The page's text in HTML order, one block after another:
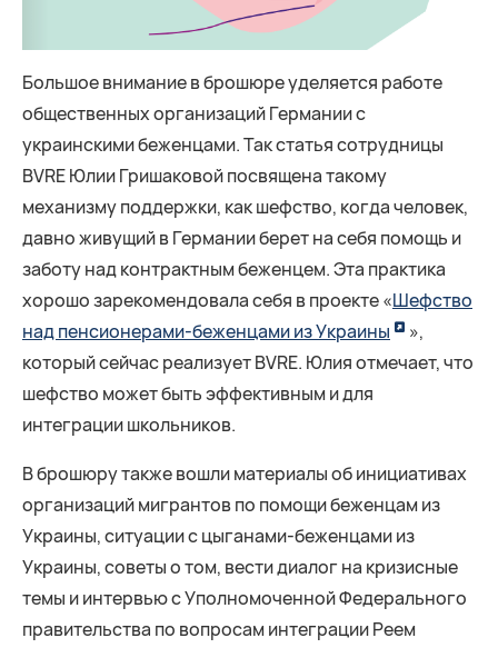
Большое внимание в брошюре уделяется работе
общественных организаций Германии с
украинскими беженцами. Так статья сотрудницы
BVRE Юлии Гришаковой посвящена такому
механизму поддержки, как шефство, когда человек,
давно живущий в Германии берет на себя помощь и
заботу над контрактным беженцем. Эта практика
хорошо зарекомендовала себя в проекте «Шефство
над пенсионерами-беженцами из Украины
»,
который сейчас реализует BVRE. Юлия отмечает, что
шефство может быть эффективным и для
интеграции школьников.
В брошюру также вошли материалы об инициативах
организаций мигрантов по помощи беженцам из
Украины, ситуации с цыганами-беженцами из
Украины, советы о том, вести диалог на кризисные
темы и интервью с Уполномоченной Федерального
правительства по вопросам интеграции Реем